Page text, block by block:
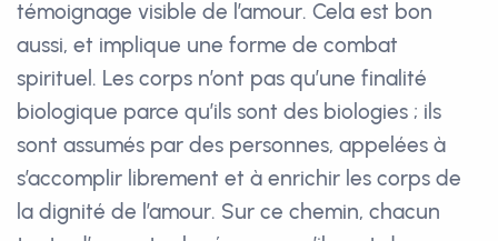
témoignage visible de l’amour. Cela est bon
aussi, et implique une forme de combat
spirituel. Les corps n’ont pas qu’une finalité
biologique parce qu’ils sont des biologies ; ils
sont assumés par des personnes, appelées à
s’accomplir librement et à enrichir les corps de
la dignité de l’amour. Sur ce chemin, chacun